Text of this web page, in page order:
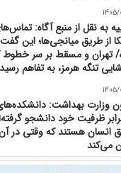
به نقل از منبع آگاه:
از طریق میانجی‌ها؛ این
تهران و مسقط بر سر خطوط
تنگه هرمز، به تفاهم
وزارت بهداشت:
ظرفیت خود دانشجو
انسان هستند که وقتی در
می‌کند